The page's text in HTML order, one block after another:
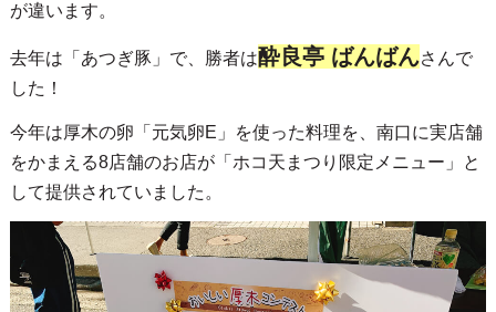
が違います。
去年は「あつぎ豚」で、勝者は酔良亭 ばんばんさんで
した！
今年は厚木の卵「元気卵E」を使った料理を、南口に実店舗
をかまえる8店舗のお店が「ホコ天まつり限定メニュー」と
して提供されていました。